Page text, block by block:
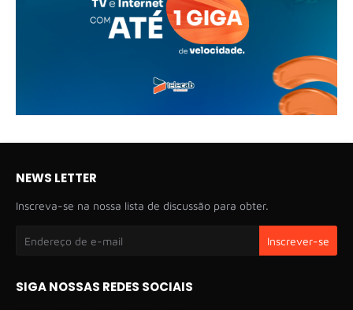
NEWS LETTER
Inscreva-se na nossa lista de discussão para obter.
SIGA NOSSAS REDES SOCIAIS